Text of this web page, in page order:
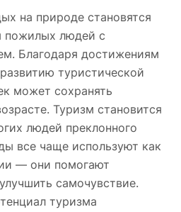
на природе становятся
пожилых людей с
Благодаря достижениям
туристической
может сохранять
Туризм становится
людей преклонного
все чаще используют как
— они помогают
самочувствие.
туризма